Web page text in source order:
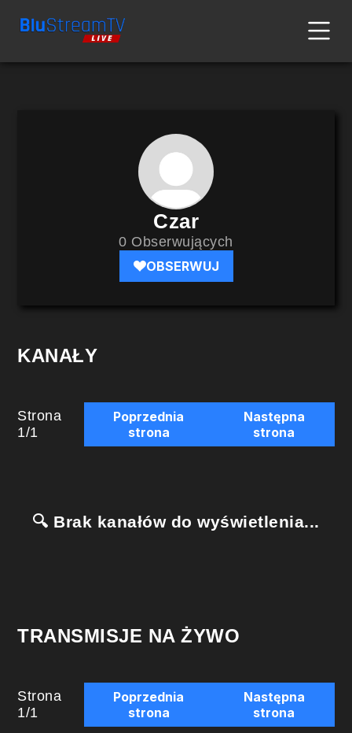
Czar
0 Obserwujących
OBSERWUJ
KANAŁY
Strona
1/1
Poprzednia
strona
Następna
strona
🔍 Brak kanałów do wyświetlenia...
TRANSMISJE NA ŻYWO
Strona
1/1
Poprzednia
strona
Następna
strona